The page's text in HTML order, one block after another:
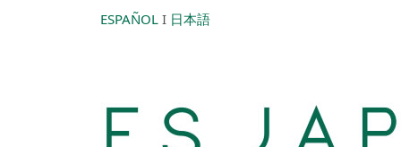
ESPAÑOL I 日本語